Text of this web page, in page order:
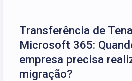
Transferência de
Microsoft 365:
empresa precisa
migração?